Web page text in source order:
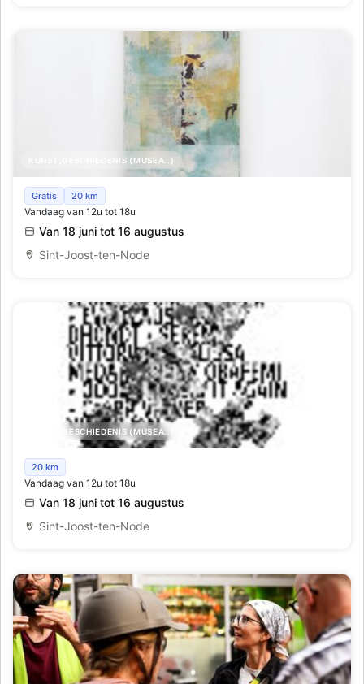
KUNST,GESCHIEDENIS (MUSEA..)
Ivresse des rayons, Gabrielle Mogenet
Gratis 20 km
Vandaag van 12u tot 18u
Van 18 juni tot 16 augustus
Sint-Joost-ten-Node
KUNST,GESCHIEDENIS (MUSEA..)
Side by Side
20 km
Vandaag van 12u tot 18u
Van 18 juni tot 16 augustus
Sint-Joost-ten-Node